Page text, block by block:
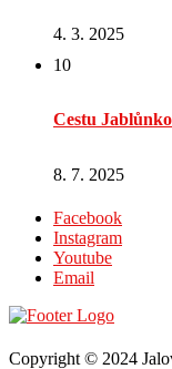
4. 3. 2025
10
Cestu
8. 7. 2025
Facebook
Instagram
Youtube
Email
Copyright © 2024